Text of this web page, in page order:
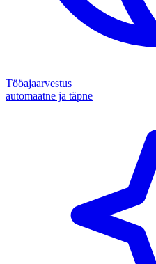
Tööajaarvestus
automaatne ja täpne